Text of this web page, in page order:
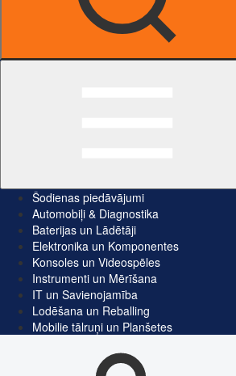
Šodienas piedāvājumi
Automobiļi & Diagnostika
Baterijas un Lādētāji
Elektronika un Komponentes
Konsoles un Videospēles
Instrumenti un Mērīšana
IT un Savienojamība
Lodēšana un Reballing
Mobilie tālruņi un Planšetes